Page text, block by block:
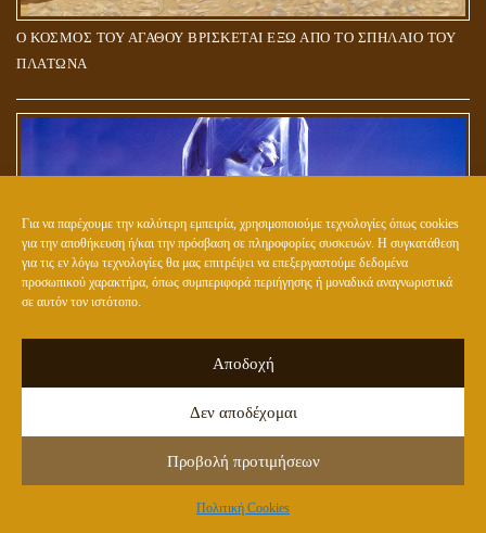
Για να παρέχουμε την καλύτερη εμπειρία, χρησιμοποιούμε τεχνολογίες όπως cookies
για την αποθήκευση ή/και την πρόσβαση σε πληροφορίες συσκευών. Η συγκατάθεση
για τις εν λόγω τεχνολογίες θα μας επιτρέψει να επεξεργαστούμε δεδομένα
προσωπικού χαρακτήρα, όπως συμπεριφορά περιήγησης ή μοναδικά αναγνωριστικά
σε αυτόν τον ιστότοπο.
Αποδοχή
Δεν αποδέχομαι
Προβολή προτιμήσεων
Πολιτική Cookies
Ο ΚΟΣΜΟΣ ΤΟΥ ΑΓΑΘΟΥ ΒΡΙΣΚΕΤΑΙ ΕΞΩ ΑΠΟ ΤΟ ΣΠΗΛΑΙΟ ΤΟΥ
ΠΛΑΤΩΝΑ
ΕΤΟΙΜΑΖΟΥΝ ΤΟ ΝΕΟ (ΥΒΡΙΔΙΚΟ) ΕΙΔΟΣ ΑΝΘΡΩΠΟΥ;